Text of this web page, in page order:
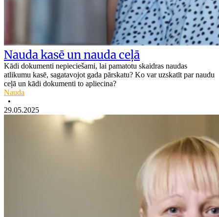
Nauda kasē un nauda ceļā
Kādi dokumenti nepieciešami, lai pamatotu skaidras naudas
atlikumu kasē, sagatavojot gada pārskatu? Ko var uzskatīt par naudu
ceļā un kādi dokumenti to apliecina?
Nauda
•
29.05.2025